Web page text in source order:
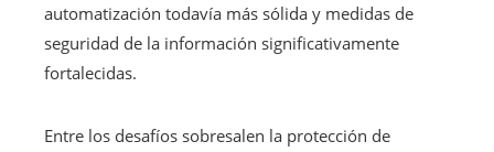
automatización todavía más sólida y medidas de
seguridad de la información significativamente
fortalecidas.
Entre los desafíos sobresalen la protección de